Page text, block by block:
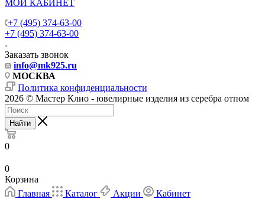
МОЙ КАБИНЕТ
+7 (495) 374-63-00
+7 (495) 374-63-00
Заказать звонок
info@mk925.ru
МОСКВА
Политика конфиденциальности
2026 © Мастер Клио - ювелирные изделия из серебра отпом
Найти
0
0
Корзина
Главная
Каталог Акции Кабинет